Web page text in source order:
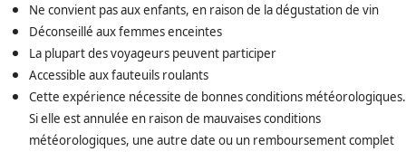
Ne convient pas aux enfants, en raison de la dégustation de vin
Déconseillé aux femmes enceintes
La plupart des voyageurs peuvent participer
Accessible aux fauteuils roulants
Cette expérience nécessite de bonnes conditions météorologiques.
Si elle est annulée en raison de mauvaises conditions
météorologiques, une autre date ou un remboursement complet